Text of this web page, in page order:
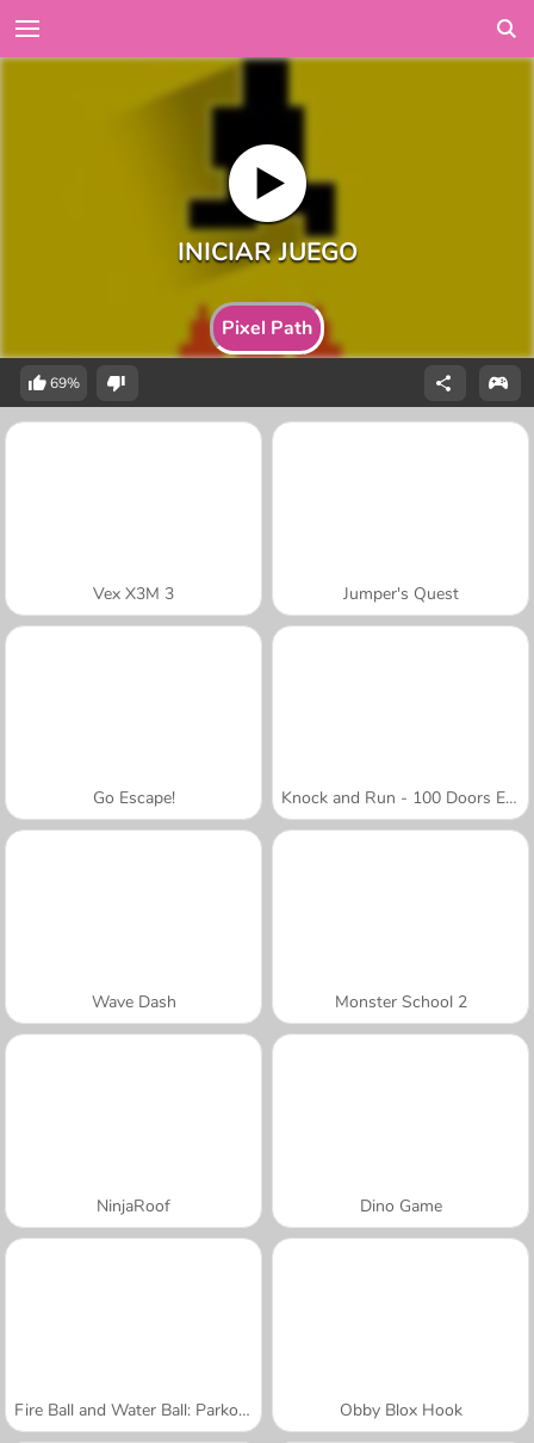
Pixel Path
69%
Vex X3M 3 Jumper's Quest
Go Escape! Knock and Run - 100 Doors Escape
Wave Dash Monster School 2
NinjaRoof Dino Game
Fire Ball and Water Ball: Parkour Love Balls Obby Blox Hook